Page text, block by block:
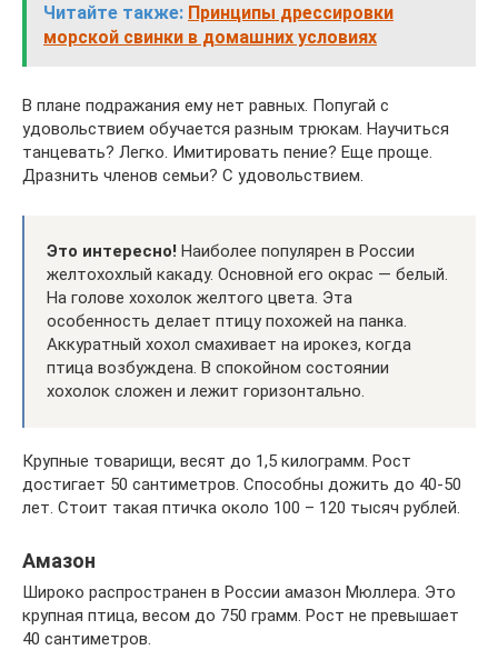
Читайте также: Принципы дрессировки
морской свинки в домашних условиях
В плане подражания ему нет равных. Попугай с
удовольствием обучается разным трюкам. Научиться
танцевать? Легко. Имитировать пение? Еще проще.
Дразнить членов семьи? С удовольствием.
Это интересно! Наиболее популярен в России
желтохохлый какаду. Основной его окрас — белый.
На голове хохолок желтого цвета. Эта
особенность делает птицу похожей на панка.
Аккуратный хохол смахивает на ирокез, когда
птица возбуждена. В спокойном состоянии
хохолок сложен и лежит горизонтально.
Крупные товарищи, весят до 1,5 килограмм. Рост
достигает 50 сантиметров. Способны дожить до 40-50
лет. Стоит такая птичка около 100 – 120 тысяч рублей.
Амазон
Широко распространен в России амазон Мюллера. Это
крупная птица, весом до 750 грамм. Рост не превышает
40 сантиметров.